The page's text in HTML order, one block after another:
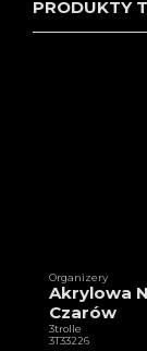
PRODUKTY
Organizery
Akrylowa
Czarów
3trolle
3T33226